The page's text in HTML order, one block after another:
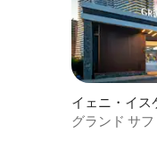
イェニ・イス
ン・アパート
グランド サ